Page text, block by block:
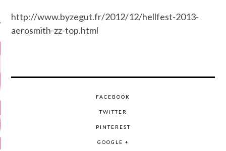
http://www.byzegut.fr/2012/12/hellfest-2013-
aerosmith-zz-top.html
FACEBOOK
TWITTER
PINTEREST
GOOGLE +